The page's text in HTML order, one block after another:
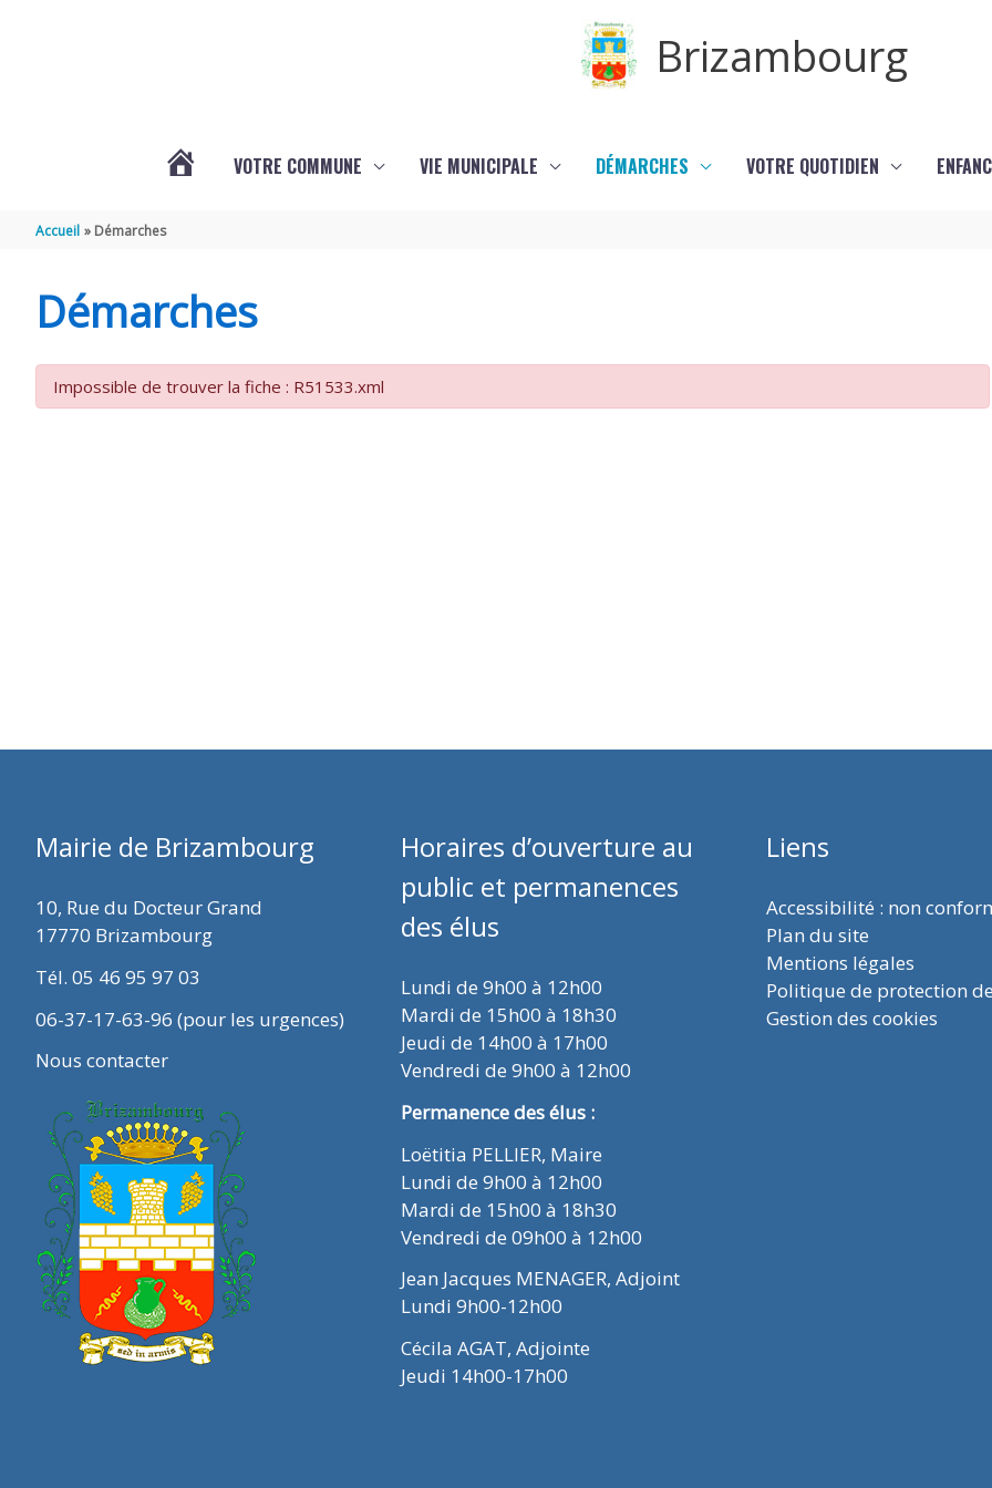
Brizambourg
VOTRE COMMUNE VIE MUNICIPALE DÉMARCHES VOTRE QUOTIDIEN
Accueil Démarches
Démarches
Impossible de trouver la fiche : R51533.xml
Mairie de Brizambourg
10, Rue du Docteur Grand
17770 Brizambourg
Tél. 05 46 95 97 03
06-37-17-63-96 (pour les urgences)
Nous contacter
Horaires d’ouverture au
public et permanences
des élus
Lundi de 9h00 à 12h00
Mardi de 15h00 à 18h30
Jeudi de 14h00 à 17h00
Vendredi de 9h00 à 12h00
Permanence des élus :
Loëtitia PELLIER, Maire
Lundi de 9h00 à 12h00
Mardi de 15h00 à 18h30
Vendredi de 09h00 à 12h00
Jean Jacques MENAGER, Adjoint
Lundi 9h00-12h00
Cécila AGAT, Adjointe
Jeudi 14h00-17h00
Liens
Accessibilité : non
Plan du site
Mentions légales
Politique de protection
Gestion des cookies